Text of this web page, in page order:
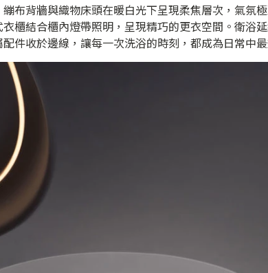
布背牆與織物床頭在暖白光下呈現柔焦層次，氣氛
櫃結合櫃內燈帶照明，呈現精巧的更衣空間。衛浴
件收於邊線，讓每一次洗浴的時刻，都成為日常中